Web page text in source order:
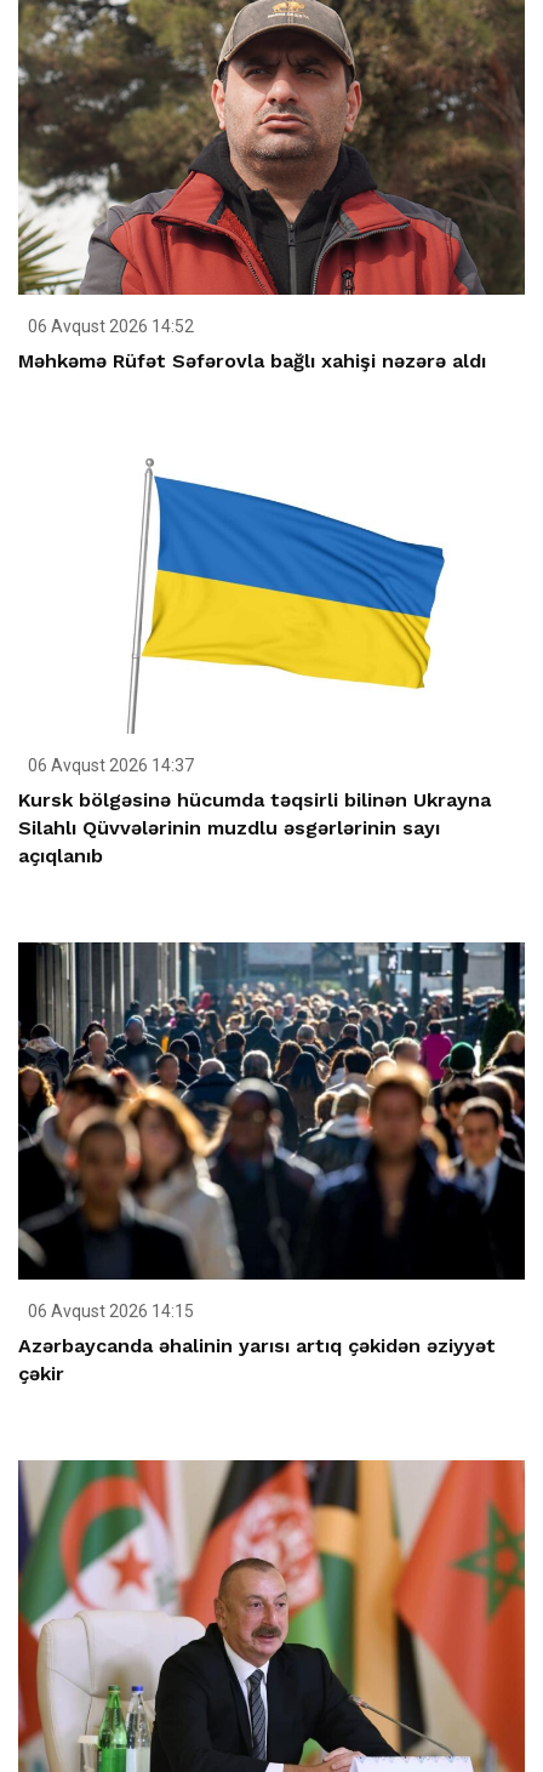
06 Avqust 2026 14:52
Məhkəmə Rüfət Səfərovla bağlı xahişi nəzərə aldı
06 Avqust 2026 14:37
Kursk bölgəsinə hücumda təqsirli bilinən Ukrayna
Silahlı Qüvvələrinin muzdlu əsgərlərinin sayı
açıqlanıb
06 Avqust 2026 14:15
Azərbaycanda əhalinin yarısı artıq çəkidən əziyyət
çəkir